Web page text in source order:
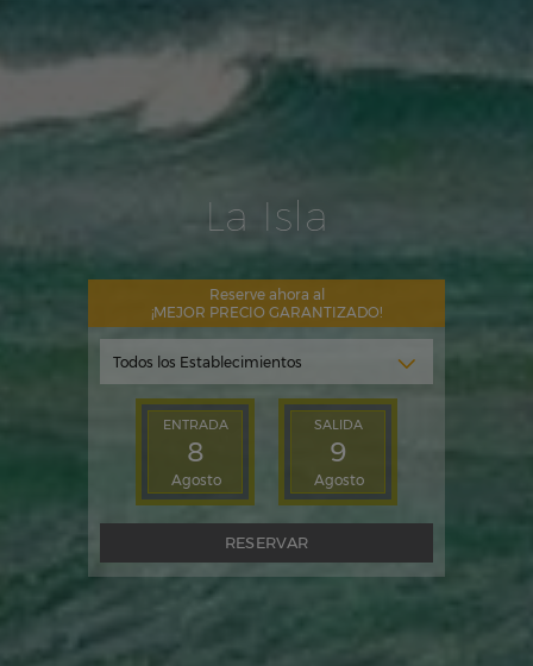
La Isla
Reserve ahora al
¡MEJOR PRECIO GARANTIZADO!
ENTRADA
8
Agosto
SALIDA
9
Agosto